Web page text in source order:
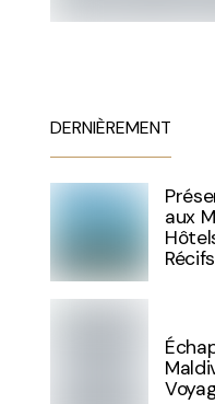
DERNIÈREMENT
aux